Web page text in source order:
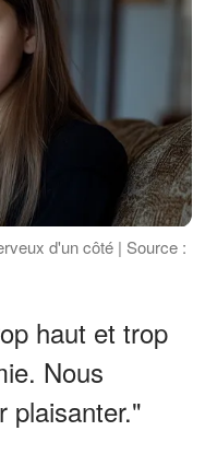
d'un côté | Source :
haut et trop
Nous
plaisanter."